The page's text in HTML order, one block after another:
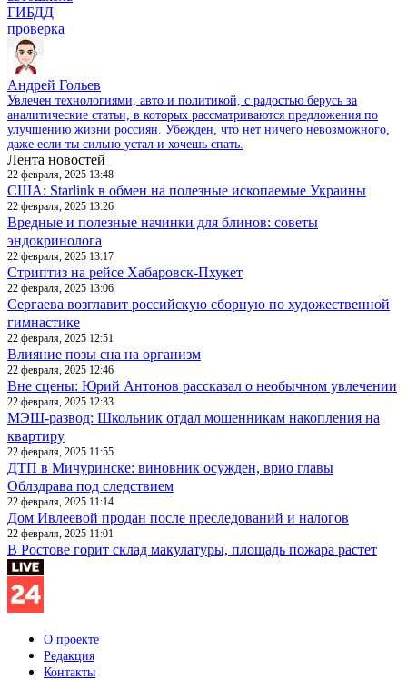
ГИБДД
проверка
Андрей Гольев
Увлечен технологиями, авто и политикой, с радостью берусь за
аналитические статьи, в которых рассматриваются предложения по
улучшению жизни россиян. Убежден, что нет ничего невозможного,
даже если ты сильно устал и хочешь спать.
Лента новостей
22 февраля, 2025 13:48
США: Starlink в обмен на полезные ископаемые Украины
22 февраля, 2025 13:26
Вредные и полезные начинки для блинов: советы
эндокринолога
22 февраля, 2025 13:17
Стриптиз на рейсе Хабаровск-Пхукет
22 февраля, 2025 13:06
Сергаева возглавит российскую сборную по художественной
гимнастике
22 февраля, 2025 12:51
Влияние позы сна на организм
22 февраля, 2025 12:46
Вне сцены: Юрий Антонов рассказал о необычном увлечении
22 февраля, 2025 12:33
МЭШ-развод: Школьник отдал мошенникам накопления на
квартиру
22 февраля, 2025 11:55
ДТП в Мичуринске: виновник осужден, врио главы
Облздрава под следствием
22 февраля, 2025 11:14
Дом Ивлеевой продан после преследований и налогов
22 февраля, 2025 11:01
В Ростове горит склад макулатуры, площадь пожара растет
О проекте
Редакция
Контакты